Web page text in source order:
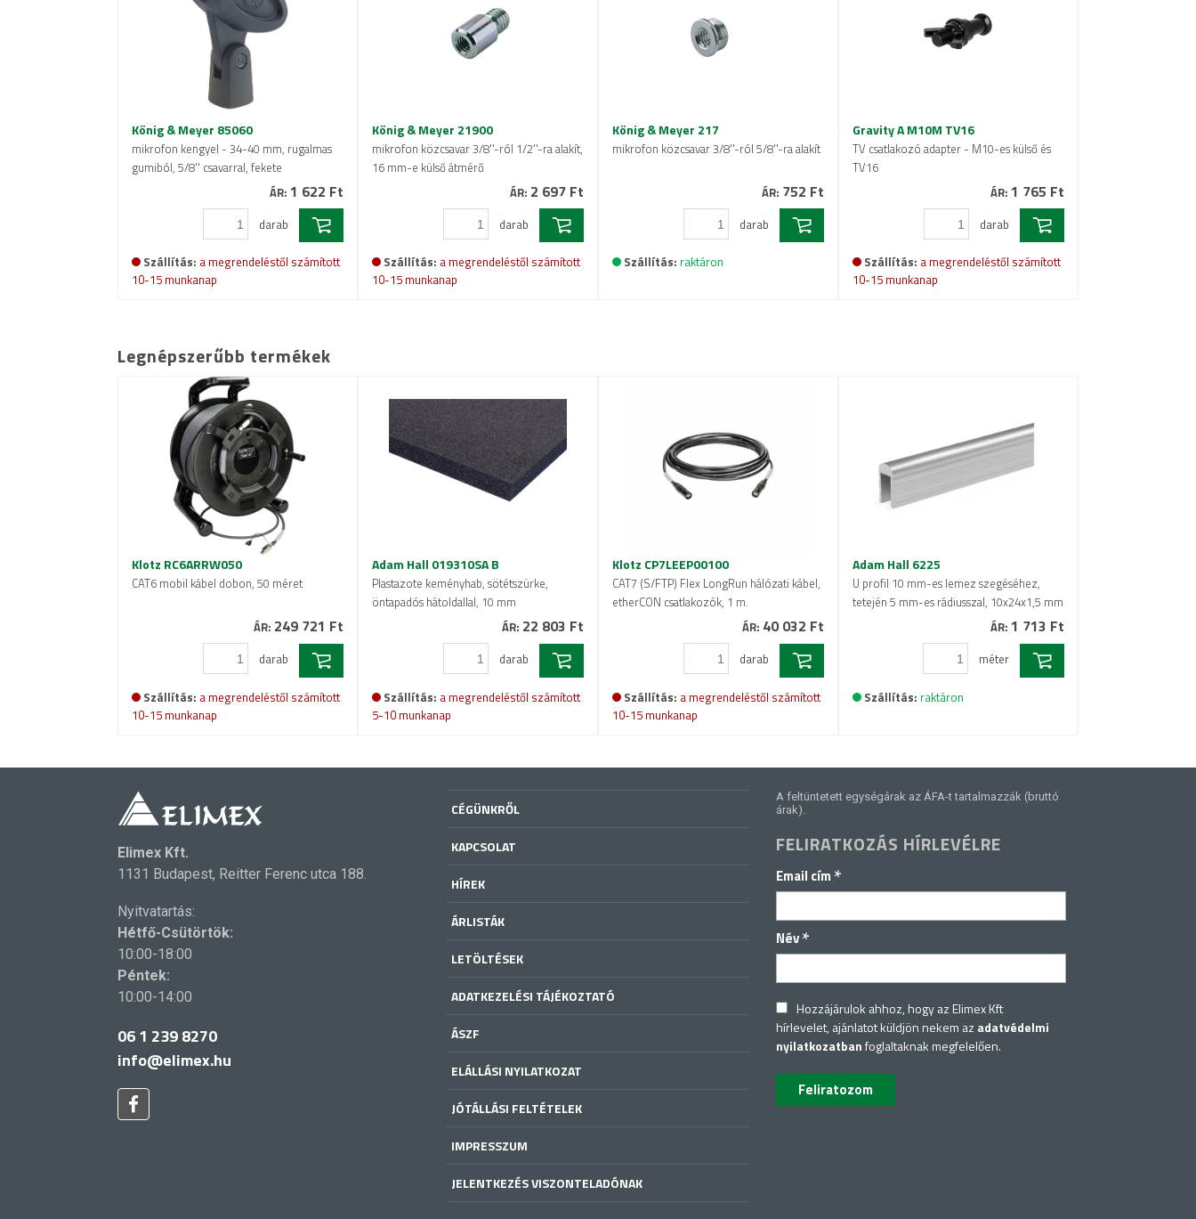
König & Meyer 85060
mikrofon kengyel - 34-40 mm, rugalmas
gumiból, 5/8'' csavarral, fekete
ÁR: 1 622 Ft
darab
Szállítás: a megrendeléstől számított
10-15 munkanap
König & Meyer 21900
mikrofon közcsavar 3/8''-ról 1/2''-ra alakít,
16 mm-e külső átmérő
ÁR: 2 697 Ft
darab
Szállítás: a megrendeléstől számított
10-15 munkanap
König & Meyer 217
mikrofon közcsavar 3/8''-ról 5/8''-ra alakít
ÁR: 752 Ft
darab
Szállítás: raktáron
Gravity A M10M TV16
TV csatlakozó adapter - M10-es külső és
TV16
ÁR: 1 765 Ft
darab
Szállítás: a megrendeléstől számított
10-15 munkanap
Legnépszerűbb termékek
Klotz RC6ARRW050
CAT6 mobil kábel dobon, 50 méret
ÁR: 249 721 Ft
darab
Szállítás: a megrendeléstől számított
10-15 munkanap
Adam Hall 019310SA B
Plastazote keményhab, sötétszürke,
öntapadós hátoldallal, 10 mm
ÁR: 22 803 Ft
darab
Szállítás: a megrendeléstől számított
5-10 munkanap
Klotz CP7LEEP00100
CAT7 (S/FTP) Flex LongRun hálózati kábel,
etherCON csatlakozók, 1 m.
ÁR: 40 032 Ft
darab
Szállítás: a megrendeléstől számított
10-15 munkanap
Adam Hall 6225
U profil 10 mm-es lemez szegéséhez,
tetején 5 mm-es rádiusszal, 10x24x1,5 mm
ÁR: 1 713 Ft
méter
Szállítás: raktáron
Elimex Kft.
1131 Budapest, Reitter Ferenc utca 188.
Nyitvatartás:
Hétfő-Csütörtök:
10:00-18:00
Péntek:
10:00-14:00
06 1 239 8270
info@elimex.hu
CÉGÜNKRŐL
KAPCSOLAT
HÍREK
ÁRLISTÁK
LETÖLTÉSEK
ADATKEZELÉSI TÁJÉKOZTATÓ
ÁSZF
ELÁLLÁSI NYILATKOZAT
JÓTÁLLÁSI FELTÉTELEK
IMPRESSZUM
JELENTKEZÉS VISZONTELADÓNAK
A feltüntetett egységárak az ÁFA-t tartalmazzák (bruttó
árak).
FELIRATKOZÁS HÍRLEVÉLRE
Email cím *
Név*
Hozzájárulok ahhoz, hogy az Elimex Kft
hírlevelet, ajánlatot küldjön nekem az adatvédelmi
nyilatkozatbanfoglaltaknak megfelelően.